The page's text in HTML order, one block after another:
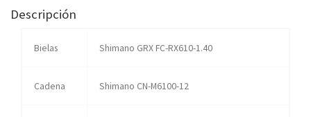
Descripción
Bielas Shimano GRX FC-RX610-1.40
Cadena Shimano CN-M6100-12